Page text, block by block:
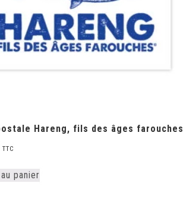
Hareng, fils des âges farouches
TTC
panier